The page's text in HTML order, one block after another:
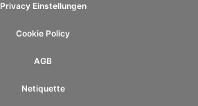
Privacy Einstellungen
Cookie Policy
AGB
Netiquette